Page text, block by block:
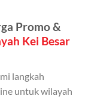
kuota ini.
Promo &
Kei Besar
langkah
untuk wilayah